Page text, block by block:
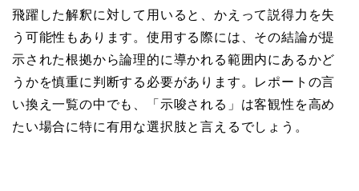
飛躍した解釈に対して用いると、かえって説得力を失
う可能性もあります。使用する際には、その結論が提
示された根拠から論理的に導かれる範囲内にあるかど
うかを慎重に判断する必要があります。レポートの言
い換え一覧の中でも、「示唆される」は客観性を高め
たい場合に特に有用な選択肢と言えるでしょう。